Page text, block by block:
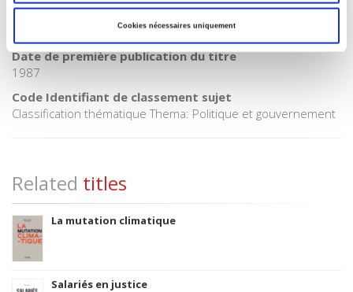
Cookies nécessaires uniquement
CLIL (Version 2013-2019 )
3283 SCIENCES POLITIQUES
Date de première publication du titre
1987
Code Identifiant de classement sujet
Classification thématique Thema: Politique et gouvernement
Related titles
La mutation climatique
Salariés en justice